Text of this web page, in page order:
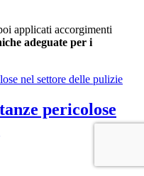
applicati accorgimenti
adeguate per i
pericolose